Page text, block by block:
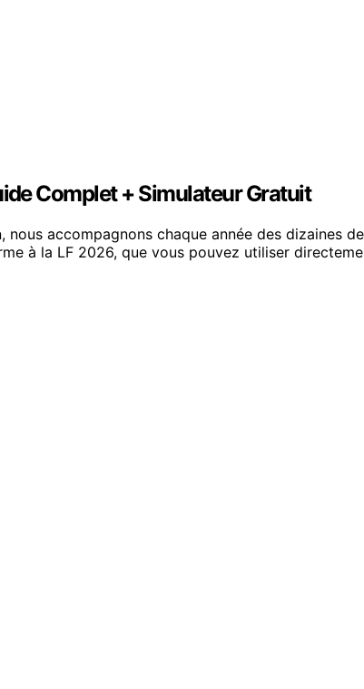
Complet + Simulateur Gratuit
nous accompagnons chaque année des dizaines
à la LF 2026, que vous pouvez utiliser